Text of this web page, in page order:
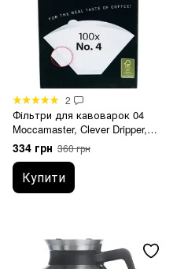
2
Фільтри для кавоварок 04
Moccamaster, Clever Dripper,
Wilfa білі 100 шт
334 грн 360 грн
Купити